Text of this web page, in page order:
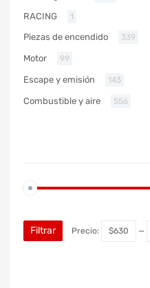
RACING 1
Piezas de encendido 339
Motor 99
Escape y emisión 143
Combustible y aire 556
Filtrar Precio: $630 —